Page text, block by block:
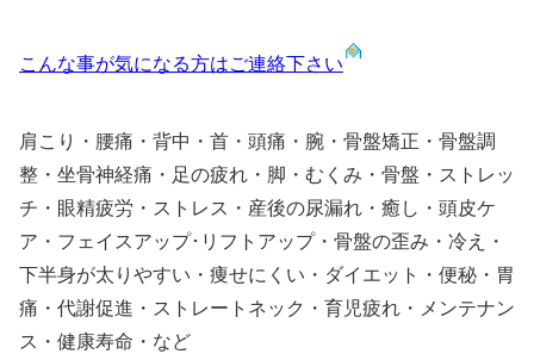
こんな事が気になる方はご連絡下さい
肩こり・腰痛・背中・首・頭痛・腕・骨盤矯正・骨盤調
整・坐骨神経痛・足の疲れ・脚・むくみ・骨盤・ストレッ
チ・眼精疲労・ストレス・産後の尿漏れ・癒し・頭皮ケ
ア・フェイスアップ･リフトアップ・骨盤の歪み・冷え・
下半身が太りやすい・痩せにくい・ダイエット・便秘・胃
痛・代謝促進・ストレートネック・育児疲れ・メンテナン
ス・健康寿命・など